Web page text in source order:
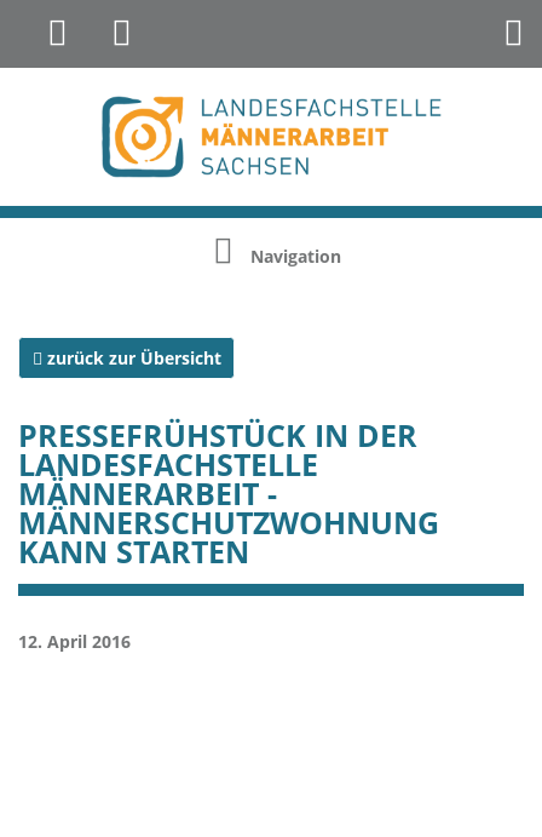
Geschlechterreflexion
Navigation
zurück zur Übersicht
PRESSEFRÜHSTÜCK IN DER
LANDESFACHSTELLE
MÄNNERARBEIT -
MÄNNERSCHUTZWOHNUNG
KANN STARTEN
12. April 2016